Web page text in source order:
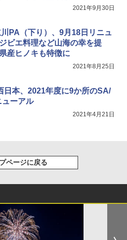
2021年9月30日
PA（下り）、9月18日リニュ
ビエ料理など山海の幸を提
産ヒノキも特徴に
2021年8月25日
日本、2021年度に9か所のSA/
ューアル
2021年4月21日
ページに戻る